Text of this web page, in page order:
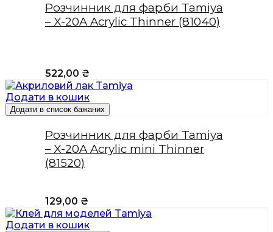
Розчинник для фарби Tamiya
– X-20A Acrylic Thinner (81040)
522,00 ₴
Додати в кошик
Додати в список бажаних
Розчинник для фарби Tamiya
– X-20A Acrylic mini Thinner
(81520)
129,00 ₴
Додати в кошик